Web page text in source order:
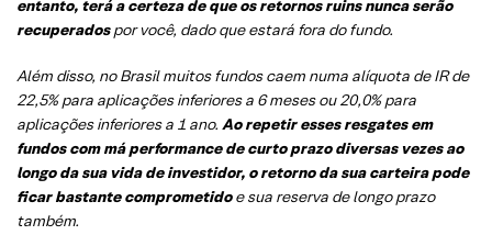
entanto, terá a certeza de que os retornos ruins nunca serão
recuperadospor você, dado que estará fora do fundo.
Além disso, no Brasil muitos fundos caem numa alíquota de IR de
22,5% para aplicações inferiores a 6 meses ou 20,0% para
aplicações inferiores a 1 ano. Ao repetir esses resgates em
fundos com má performance de curto prazo diversas vezes ao
longo da sua vida de investidor, o retorno da sua carteira pode
ficar bastante comprometidoe sua reserva de longo prazo
também.